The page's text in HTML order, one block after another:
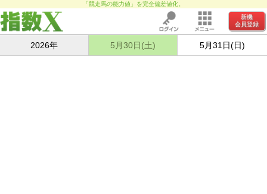
「競走馬の能力値」を完全偏差値化。
新機
会員登録
2026年 5月30日(土) 5月31日(日)